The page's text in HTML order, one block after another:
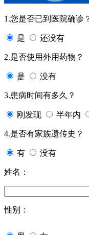
1.您是否已到医院确诊
是 还没有
2.是否使用外用药物？
是 没有
3.患病时间有多久？
刚发现 半年内
4.是否有家族遗传史？
有 没有
姓名：
性别：